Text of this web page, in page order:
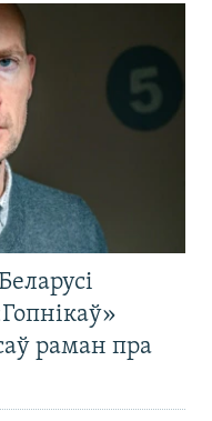
раман пра